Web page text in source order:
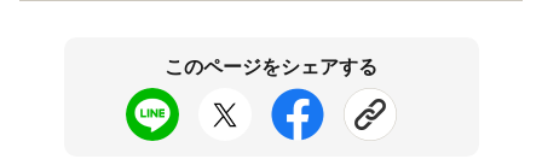
このページをシェアする